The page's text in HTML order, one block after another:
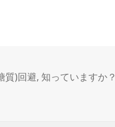
質)回避, 知っていますか？